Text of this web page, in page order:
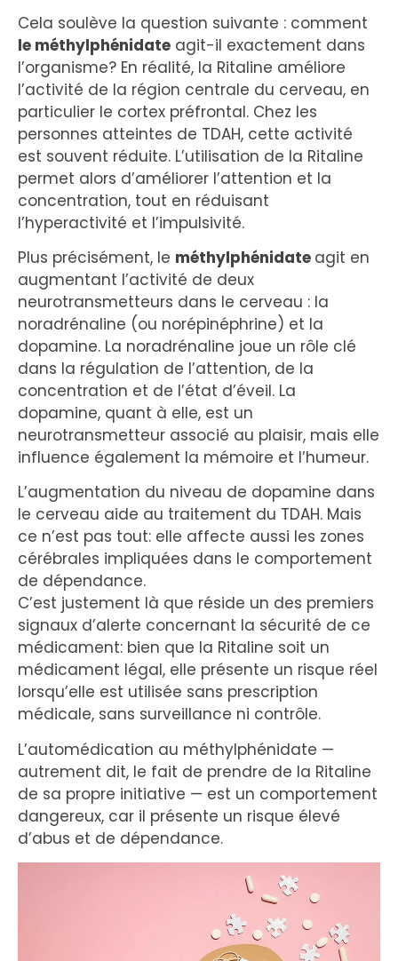
Cela soulève la question suivante : comment
le méthylphénidate agit-il exactement dans
l’organisme? En réalité, la Ritaline améliore
l’activité de la région centrale du cerveau, en
particulier le cortex préfrontal. Chez les
personnes atteintes de TDAH, cette activité
est souvent réduite. L’utilisation de la Ritaline
permet alors d’améliorer l’attention et la
concentration, tout en réduisant
l’hyperactivité et l’impulsivité.
Plus précisément, le méthylphénidate agit en
augmentant l’activité de deux
neurotransmetteurs dans le cerveau : la
noradrénaline (ou norépinéphrine) et la
dopamine. La noradrénaline joue un rôle clé
dans la régulation de l’attention, de la
concentration et de l’état d’éveil. La
dopamine, quant à elle, est un
neurotransmetteur associé au plaisir, mais elle
influence également la mémoire et l’humeur.
L’augmentation du niveau de dopamine dans
le cerveau aide au traitement du TDAH. Mais
ce n’est pas tout: elle affecte aussi les zones
cérébrales impliquées dans le comportement
de dépendance.
C’est justement là que réside un des premiers
signaux d’alerte concernant la sécurité de ce
médicament: bien que la Ritaline soit un
médicament légal, elle présente un risque réel
lorsqu’elle est utilisée sans prescription
médicale, sans surveillance ni contrôle.
L’automédication au méthylphénidate —
autrement dit, le fait de prendre de la Ritaline
de sa propre initiative — est un comportement
dangereux, car il présente un risque élevé
d’abus et de dépendance.